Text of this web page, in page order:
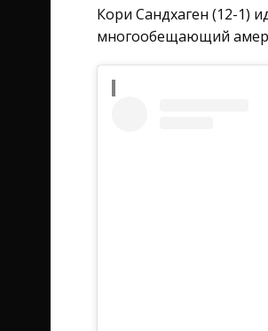
Кори Сандхаген (12-1)
многообещающий